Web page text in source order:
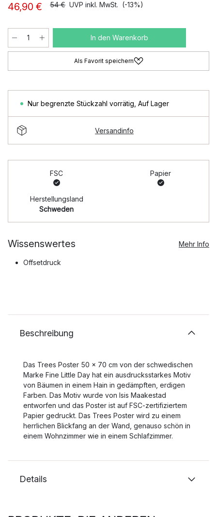
46,90 € 54 € UVP inkl. MwSt. (-13%)
In den Warenkorb
Als Favorit speichern
Nur begrenzte Stückzahl vorrätig Auf Lager
Versandinfo
FSC Papier
Herstellungsland
Schweden
Wissenswertes Mehr Info
Offsetdruck
Beschreibung
Das Trees Poster 50 x 70 cm von der schwedischen
Marke Fine Little Day hat ein ausdrucksstarkes Motiv
von Bäumen in einem Hain in gedämpften, erdigen
Farben. Das Motiv wurde von Isis Maakestad
entworfen und das Poster ist auf FSC-zertifiziertem
Papier gedruckt. Das Trees Poster wird zu einem
herrlichen Blickfang an der Wand, genauso schön in
einem Wohnzimmer wie in einem Schlafzimmer.
Details